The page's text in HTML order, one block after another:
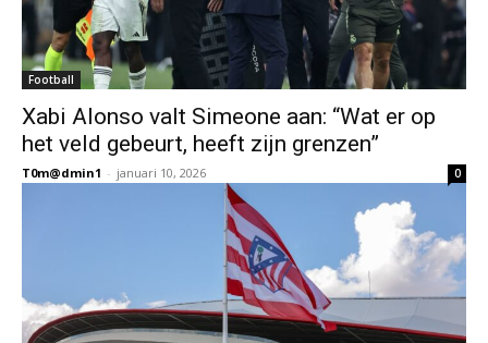
Football
Xabi Alonso valt Simeone aan: “Wat er op
het veld gebeurt, heeft zijn grenzen”
T0m@dmin1 - januari 10, 2026 0